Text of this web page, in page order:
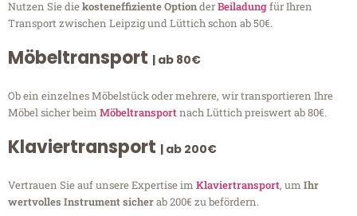
Nutzen Sie diekosteneffiziente OptionderBeiladungfür Ihren
Transport zwischen Leipzig und Lüttich schon ab 50€.
Möbeltransport | ab 80€
Ob ein einzelnes Möbelstück oder mehrere, wir transportieren Ihre
Möbel sicher beim Möbeltransportnach Lüttich preiswert ab 80€.
Klaviertransport | ab 200€
Vertrauen Sie auf unsere Expertise im Klaviertransport, um Ihr
wertvolles Instrument sicherab 200€ zu befördern.